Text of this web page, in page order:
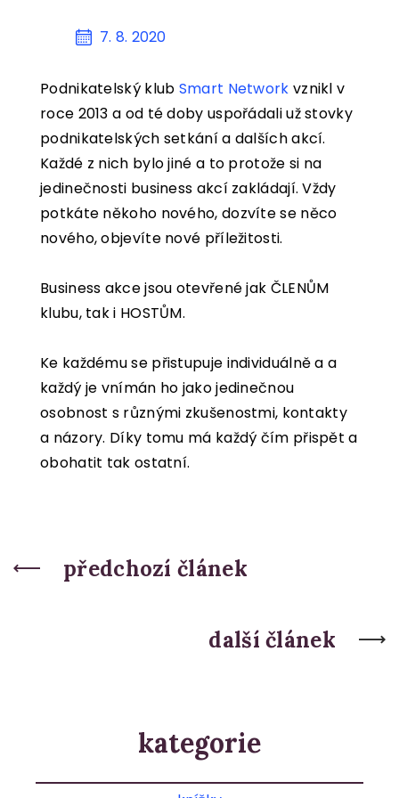
KONTAKT7. 8. 2020
Podnikatelský klub Smart Network vznikl v
roce 2013 a od té doby uspořádali už stovky
podnikatelských setkání a dalších akcí.
Každé z nich bylo jiné a to protože si na
jedinečnosti business akcí zakládají. Vždy
potkáte někoho nového, dozvíte se něco
nového, objevíte nové příležitosti.
Business akce jsou otevřené jak ČLENŮM
klubu, tak i HOSTŮM.
Ke každému se přistupuje individuálně a a
každý je vnímán ho jako jedinečnou
osobnost s různými zkušenostmi, kontakty
a názory. Díky tomu má každý čím přispět a
obohatit tak ostatní.
předchozí článek
další článek
kategorie